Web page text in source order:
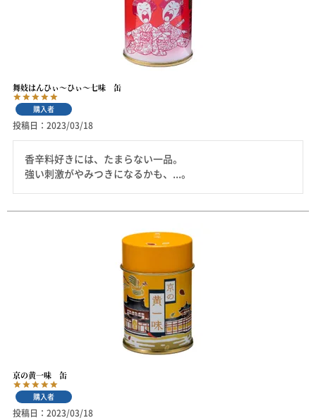
舞妓はんひぃ～ひぃ～七味 缶
購入者
投稿日 2023/03/18
香辛料好きには、たまらない一品。
強い刺激がやみつきになるかも、...。
京の黄一味 缶
購入者
投稿日 2023/03/18